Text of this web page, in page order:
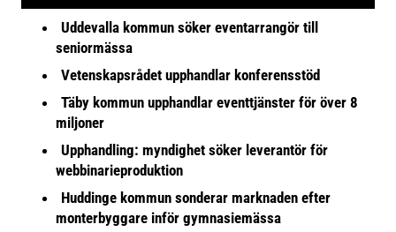
Uddevalla kommun söker eventarrangör till
seniormässa
Vetenskapsrådet upphandlar konferensstöd
Täby kommun upphandlar eventtjänster för över 8
miljoner
Upphandling: myndighet söker leverantör för
webbinarieproduktion
Huddinge kommun sonderar marknaden efter
monterbyggare inför gymnasiemässa